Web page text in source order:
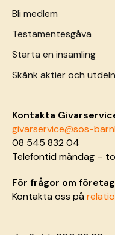
Bli medlem
Testamentesgåva
Starta en insamling
Skänk aktier och
Kontakta
givarservice@sos-
08 545 832 04
Telefontid måndag –
För frågor om
Kontakta oss på